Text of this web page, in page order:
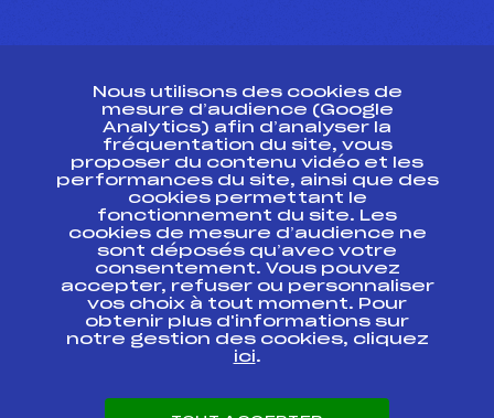
Ressources
Pass’Neige
Projet sportif fédéral
Projet de performance fédéral
Antidopage
Pôle Développement, Formation, Suivi
Scientifique
Listes ministérielles
Pôle vie de l’athlète
Enseignement professionnel
Nous utilisons des cookies de
mesure d’audience (Google
Analytics) afin d’analyser la
fréquentation du site, vous
proposer du contenu vidéo et les
performances du site, ainsi que des
cookies permettant le
fonctionnement du site. Les
cookies de mesure d’audience ne
sont déposés qu’avec votre
consentement. Vous pouvez
accepter, refuser ou personnaliser
vos choix à tout moment. Pour
obtenir plus d'informations sur
notre gestion des cookies, cliquez
ici.